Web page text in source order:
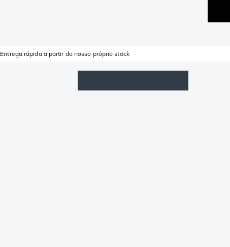
Entrega rápida a partir do nosso próprio stock